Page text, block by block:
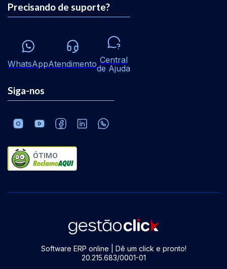
Precisando de suporte?
WhatsAppAtendimento Central
de Ajuda
Siga-nos
ÓTIMO
Software ERP online | Dê um click e pronto!
20.215.683/0001-01